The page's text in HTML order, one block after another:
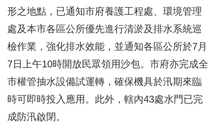
形之地點，已通知市府養護工程處、環境管理
處及本市各區公所優先進行清淤及排水系統巡
檢作業，強化排水效能，並通知各區公所於7月
7日上午10時開放民眾領用沙包。市府亦完成全
市權管抽水設備試運轉，確保機具於汛期來臨
時可即時投入應用。此外，轄內43處水門已完
成防汛啟閉。